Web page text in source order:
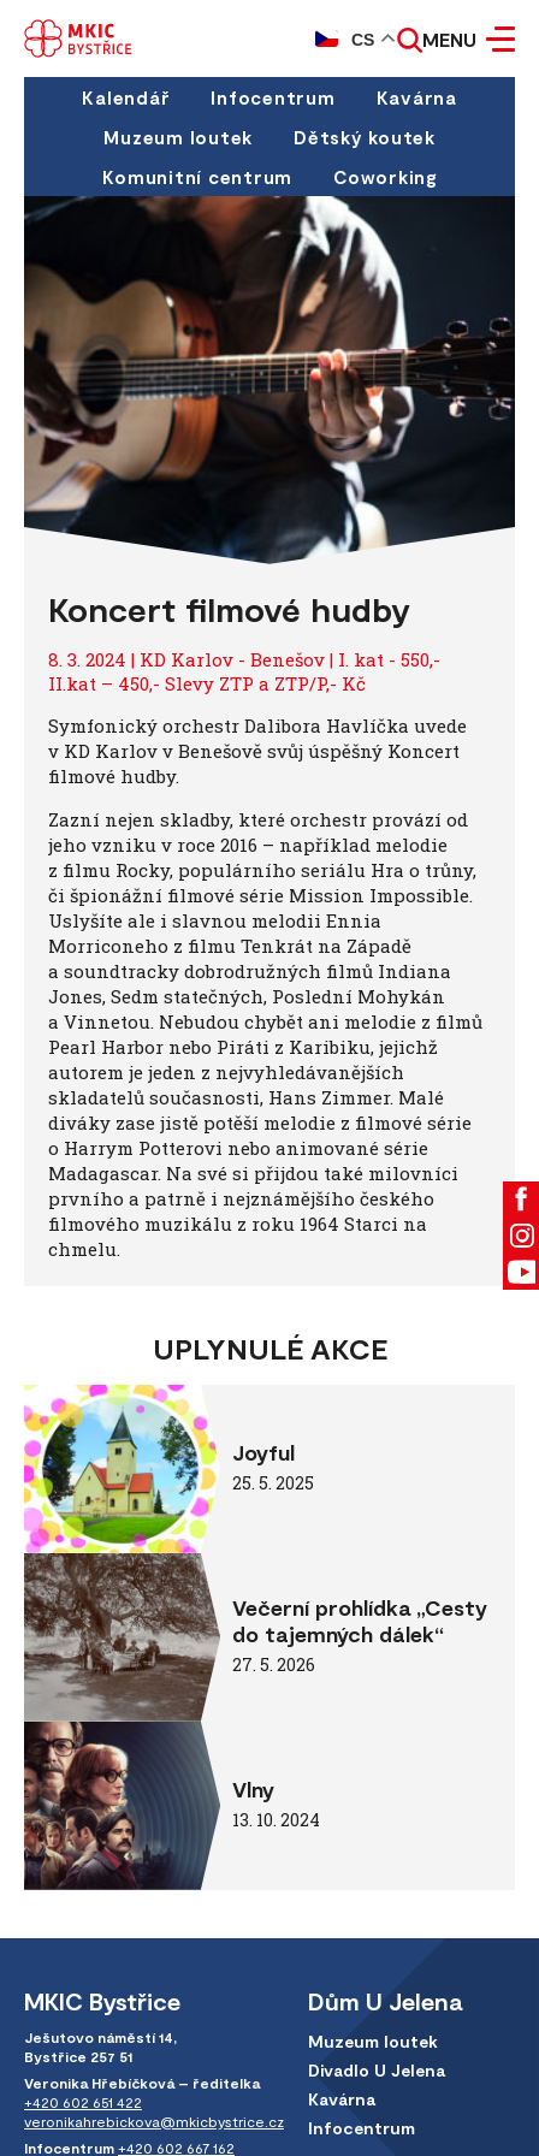
CS MENU
Kalendář Infocentrum
Kavárna
Muzeum loutek
Dětský koutek
Komunitní centrum
Coworking
Koncert filmové hudby
8. 3. 2024 | KD Karlov - Benešov | I. kat - 550,-
II.kat – 450,- Slevy ZTP a ZTP/P,- Kč
Symfonický orchestr Dalibora Havlíčka uvede
v KD Karlov v Benešově svůj úspěšný Koncert
filmové hudby.
Zazní nejen skladby, které orchestr provází od
jeho vzniku v roce 2016 – například melodie
z filmu Rocky, populárního seriálu Hra o trůny,
či špionážní filmové série Mission Impossible.
Uslyšíte ale i slavnou melodii Ennia
Morriconeho z filmu Tenkrát na Západě
a soundtracky dobrodružných filmů Indiana
Jones, Sedm statečných, Poslední Mohykán
a Vinnetou. Nebudou chybět ani melodie z filmů
Pearl Harbor nebo Piráti z Karibiku, jejichž
autorem je jeden z nejvyhledávanějších
skladatelů současnosti, Hans Zimmer. Malé
diváky zase jistě potěší melodie z filmové série
o Harrym Potterovi nebo animované série
Madagascar. Na své si přijdou také milovníci
prvního a patrně i nejznámějšího českého
filmového muzikálu z roku 1964 Starci na
chmelu.
UPLYNULÉ AKCE
Joyful
25. 5. 2025
Večerní prohlídka „Cesty
do tajemných dálek“
27. 5. 2026
Vlny
13. 10. 2024
MKIC Bystřice
Ješutovo náměstí 14,
Bystřice 257 51
Veronika Hřebíčková – ředitelka
+420 602 651 422
veronikahrebickova@mkicbystrice.cz
Infocentrum +420 602 667 162
Dům U Jelena
Muzeum loutek
Divadlo U Jelena
Kavárna
Infocentrum